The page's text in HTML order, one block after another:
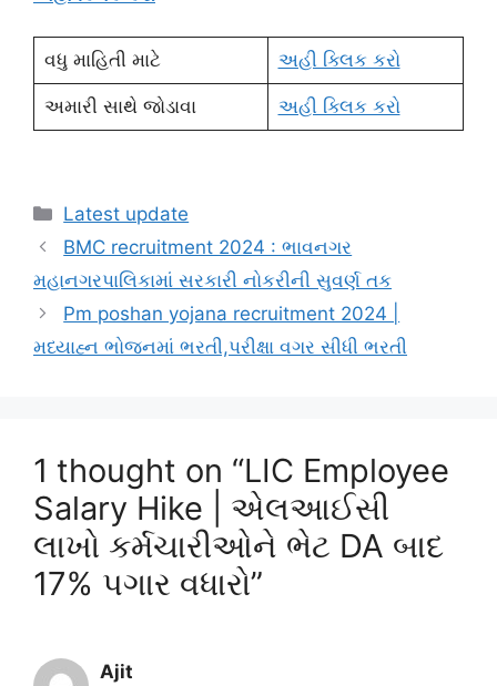
વધુ માહિતી માટે અહી ક્લિક કરો
અમારી સાથે જોડાવા અહી ક્લિક કરો
Categories
Latest update
BMC recruitment 2024 : ભાવનગર
મહાનગરપાલિકામાં સરકારી નોકરીની સુવર્ણ તક
Pm poshan yojana recruitment 2024 |
મધ્યાહ્ન ભોજનમાં ભરતી,પરીક્ષા વગર સીધી ભરતી
1 thought on “LIC Employee
Salary Hike | એલઆઈસી
લાખો કર્મચારીઓને ભેટ DA બાદ
17% પગાર વધારો”
Ajit